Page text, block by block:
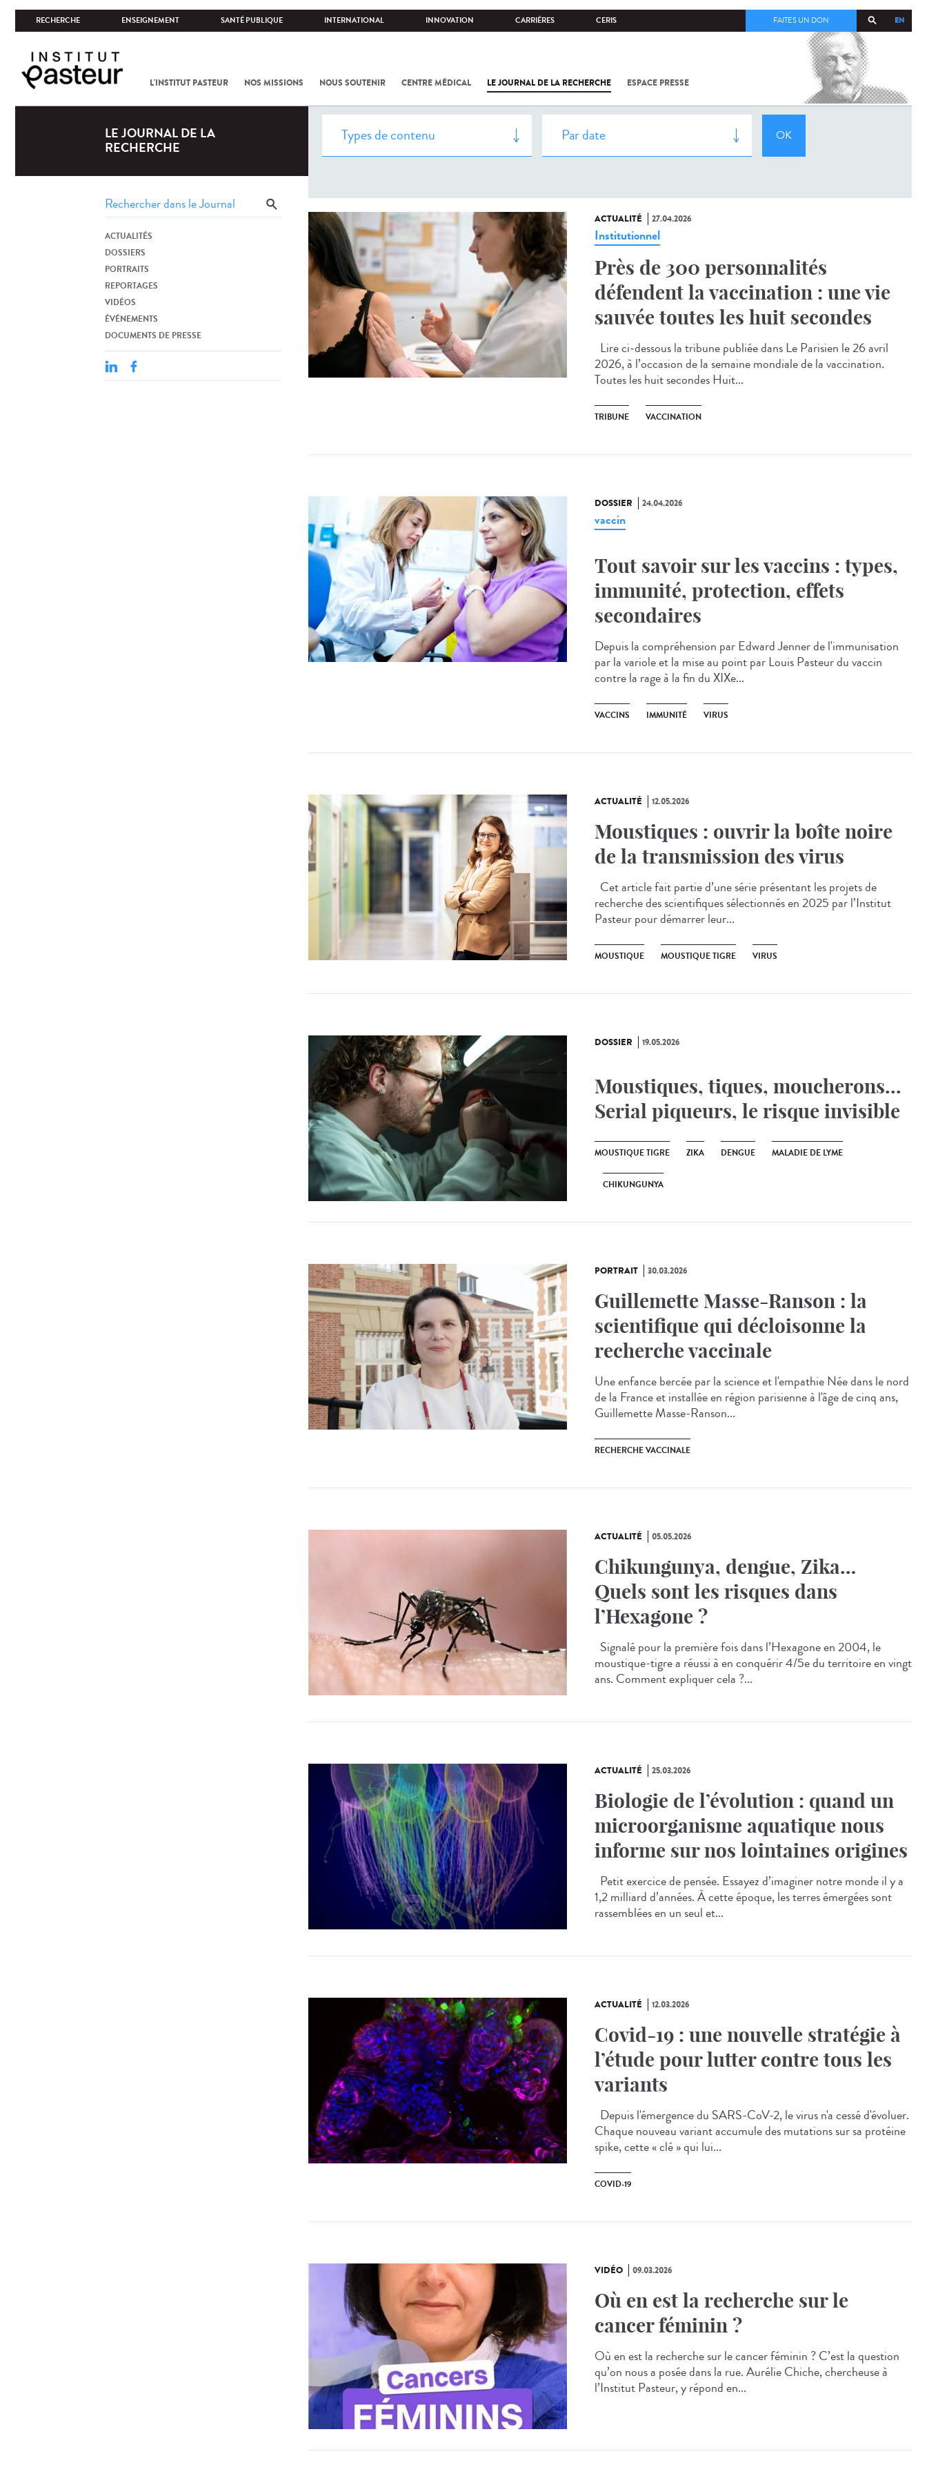
RECHERCHE ENSEIGNEMENT SANTÉ PUBLIQUE INTERNATIONAL INNOVATION CARRIÈRES CERIS EN
FAITES UN DON
L'INSTITUT PASTEUR NOS MISSIONS NOUS SOUTENIR CENTRE MÉDICAL LE JOURNAL DE LA RECHERCHE ESPACE PRESSE
COV-2 /
L'INSTITUT
PASTEUR
LE JOURNAL DE LA
RECHERCHE
ACTUALITÉS
DOSSIERS
PORTRAITS
REPORTAGES
VIDÉOS
ÉVÉNEMENTS
DOCUMENTS DE PRESSE
ACTUALITÉ 27.04.2026
Institutionnel
Près de 300 personnalités
défendent la vaccination : une vie
sauvée toutes les huit secondes
Lire ci-dessous la tribune publiée dans Le Parisien le 26 avril
2026, à l’occasion de la semaine mondiale de la vaccination.
Toutes les huit secondes Huit...
TRIBUNE VACCINATION
DOSSIER 24.04.2026
vaccin
Tout savoir sur les vaccins : types,
immunité, protection, effets
secondaires
Depuis la compréhension par Edward Jenner de l'immunisation
par la variole et la mise au point par Louis Pasteur du vaccin
contre la rage à la fin du XIXe...
VACCINS IMMUNITÉ VIRUS
ACTUALITÉ 12.05.2026
Moustiques : ouvrir la boîte noire
de la transmission des virus
Cet article fait partie d’une série présentant les projets de
recherche des scientifiques sélectionnés en 2025 par l’Institut
Pasteur pour démarrer leur...
MOUSTIQUE MOUSTIQUE TIGRE VIRUS
DOSSIER 19.05.2026
Moustiques, tiques, moucherons...
Serial piqueurs, le risque invisible
MOUSTIQUE TIGRE ZIKA DENGUE MALADIE DE LYME
CHIKUNGUNYA
PORTRAIT 30.03.2026
Guillemette Masse-Ranson : la
scientifique qui décloisonne la
recherche vaccinale
Une enfance bercée par la science et l'empathie Née dans le nord
de la France et installée en région parisienne à l'âge de cinq ans,
Guillemette Masse-Ranson...
RECHERCHE VACCINALE
ACTUALITÉ 05.05.2026
Chikungunya, dengue, Zika…
Quels sont les risques dans
l’Hexagone ?
Signalé pour la première fois dans l’Hexagone en 2004, le
moustique-tigre a réussi à en conquérir 4/5e du territoire en vingt
ans. Comment expliquer cela ?...
ACTUALITÉ 25.03.2026
Biologie de l’évolution : quand un
microorganisme aquatique nous
informe sur nos lointaines origines
Petit exercice de pensée. Essayez d’imaginer notre monde il y a
1,2 milliard d’années. À cette époque, les terres émergées sont
rassemblées en un seul et...
ACTUALITÉ 12.03.2026
Covid-19 : une nouvelle stratégie à
l’étude pour lutter contre tous les
variants
Depuis l'émergence du SARS-CoV-2, le virus n'a cessé d'évoluer.
Chaque nouveau variant accumule des mutations sur sa protéine
spike, cette « clé » qui lui...
COVID-19
VIDÉO 09.03.2026
Où en est la recherche sur le
cancer féminin ?
Où en est la recherche sur le cancer féminin ? C’est la question
qu’on nous a posée dans la rue. Aurélie Chiche, chercheuse à
l’Institut Pasteur, y répond en...